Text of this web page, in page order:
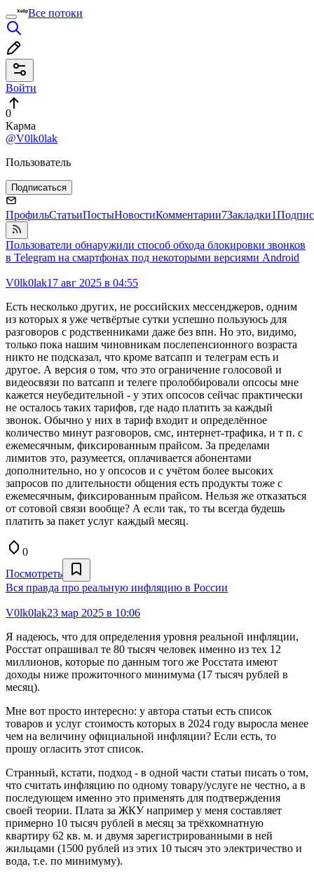
Все потоки
Войти
0
Карма
@V0lk0lak
Пользователь
Подписаться
ПрофильСтатьиПостыНовостиКомментарии7Закладки1
Пользователи обнаружили способ обхода блокировки звонков
в Telegram на смартфонах под некоторыми версиями Android
V0lk0lak17 авг 2025 в 04:55
Есть несколько других, не российских мессенджеров, одним
из которых я уже четвёртые сутки успешно пользуюсь для
разговоров с родственниками даже без впн. Но это, видимо,
только пока нашим чиновникам послепенсионного возраста
никто не подсказал, что кроме ватсапп и телеграм есть и
другое. А версия о том, что это ограничение голосовой и
видеосвязи по ватсапп и телеге пролоббировали опсосы мне
кажется неубедительной - у этих опсосов сейчас практически
не осталось таких тарифов, где надо платить за каждый
звонок. Обычно у них в тариф входит и определённое
количество минут разговоров, смс, интернет-трафика, и т п. с
ежемесячным, фиксированным прайсом. За пределами
лимитов это, разумеется, оплачивается абонентами
дополнительно, но у опсосов и с учётом более высоких
запросов по длительности общения есть продукты тоже с
ежемесячным, фиксированным прайсом. Нельзя же отказаться
от сотовой связи вообще? А если так, то ты всегда будешь
платить за пакет услуг каждый месяц.
0
Посмотреть
Вся правда про реальную инфляцию в России
V0lk0lak23 мар 2025 в 10:06
Я надеюсь, что для определения уровня реальной инфляции,
Росстат опрашивал те 80 тысяч человек именно из тех 12
миллионов, которые по данным того же Росстата имеют
доходы ниже прожиточного минимума (17 тысяч рублей в
месяц).
Мне вот просто интересно: у автора статьи есть список
товаров и услуг стоимость которых в 2024 году выросла менее
чем на величину официальной инфляции? Если есть, то
прошу огласить этот список.
Странный, кстати, подход - в одной части статьи писать о том,
что считать инфляцию по одному товару/услуге не честно, а в
последующем именно это применять для подтверждения
своей теории. Плата за ЖКУ например у меня составляет
примерно 10 тысяч рублей в месяц за трёхкомнатную
квартиру 62 кв. м. и двумя зарегистрированными в ней
жильцами (1500 рублей из этих 10 тысяч это электричество и
вода, т.е. по минимуму).